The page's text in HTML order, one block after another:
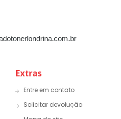
Extras
Entre em contato
Solicitar devolução